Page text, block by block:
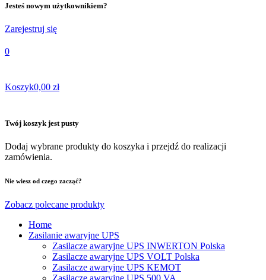
Jesteś nowym użytkownikiem?
Zarejestruj się
0
Koszyk0,00 zł
Twój koszyk jest pusty
Dodaj wybrane produkty do koszyka i przejdź do realizacji
zamówienia.
Nie wiesz od czego zacząć?
Zobacz polecane produkty
Home
Zasilanie awaryjne UPS
Zasilacze awaryjne UPS INWERTON Polska
Zasilacze awaryjne UPS VOLT Polska
Zasilacze awaryjne UPS KEMOT
Zasilacze awaryjne UPS 500 VA